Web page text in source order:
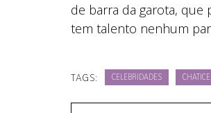
de barra da garota, que
tem talento nenhum
TAGS: CELEBRIDADES